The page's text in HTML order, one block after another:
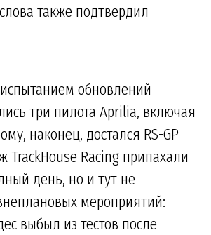
также подтвердил
обновлений
три пилота Aprilia, включая
наконец, достался RS-GP
TrackHouse Racing припахали
день, но и тут не
мероприятий:
выбыл из тестов после